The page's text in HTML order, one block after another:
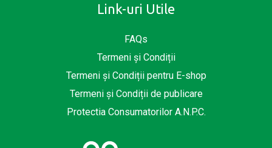
Link-uri Utile
FAQs
Termeni și Condiții
Termeni și Condiții pentru E-shop
Termeni și Condiții de publicare
Protectia Consumatorilor A.N.P.C.